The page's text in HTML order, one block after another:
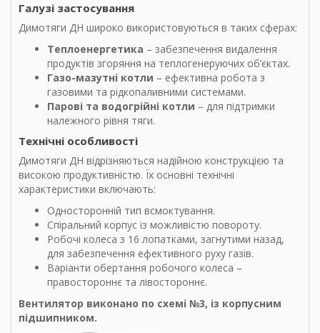
Галузі застосування
Димотяги ДН широко використовуються в таких сферах:
Теплоенергетика – забезпечення видалення
продуктів згоряння на теплогенеруючих об’єктах.
Газо-мазутні котли – ефективна робота з
газовими та рідкопаливними системами.
Парові та водогрійні котли – для підтримки
належного рівня тяги.
Технічні особливості
Димотяги ДН відрізняються надійною конструкцією та
високою продуктивністю. Їх основні технічні
характеристики включають:
Односторонній тип всмоктування.
Спіральний корпус із можливістю повороту.
Робочі колеса з 16 лопатками, загнутими назад,
для забезпечення ефективного руху газів.
Варіанти обертання робочого колеса –
правостороннє та лівостороннє.
Вентилятор виконано по схемі №3, із корпусним
підшипником.